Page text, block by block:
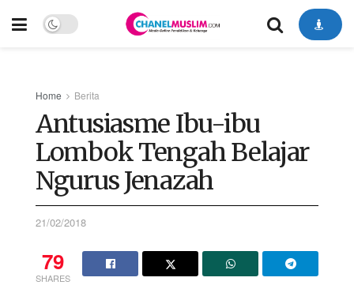
Home Berita
Antusiasme Ibu-ibu
Lombok Tengah Belajar
Ngurus Jenazah
21/02/2018
79
SHARES